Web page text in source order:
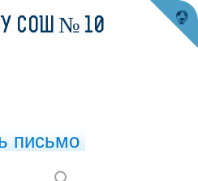
СОШ № 10
письмо